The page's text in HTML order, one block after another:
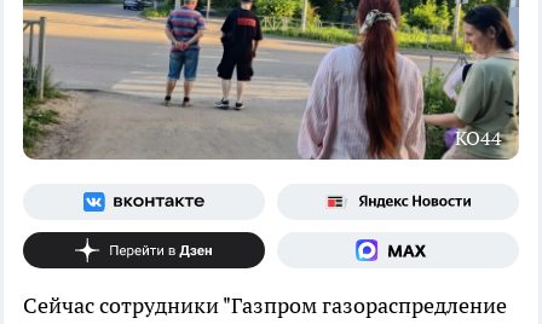
КО44
Сейчас сотрудники "Газпром газораспредление